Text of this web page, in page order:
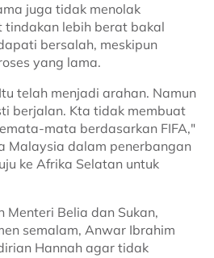
juga tidak menolak
tindakan lebih berat bakal
bersalah, meskipun
yang lama.
telah menjadi arahan. Namun
berjalan. Kta tidak membuat
mata berdasarkan FIFA,"
Malaysia dalam penerbangan
ke Afrika Selatan untuk
Menteri Belia dan Sukan,
semalam, Anwar Ibrahim
Hannah agar tidak